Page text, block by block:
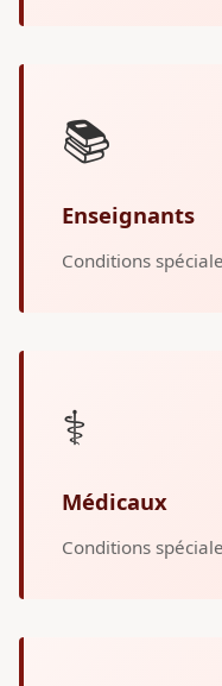
📚
Enseignants
Conditions
⚕️
Médicaux
Conditions